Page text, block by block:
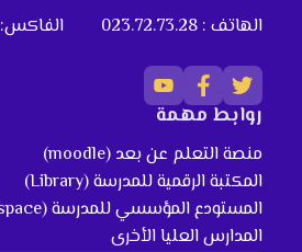
الهاتف : 023.72.73.28
الفاكس: 023.72.73.25
روابط مهمة
منصة التعلم عن بعد (moodle)
المكتبة الرقمية للمدرسة (Library)
المستودع المؤسسي للمدرسة (Dspace)
المدارس العليا الأخرى